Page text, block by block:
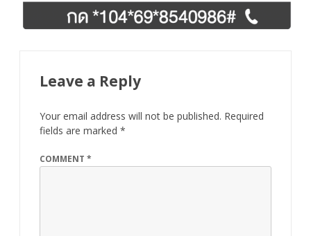
Leave a Reply
Your email address will not be published. Required
fields are marked *
COMMENT *